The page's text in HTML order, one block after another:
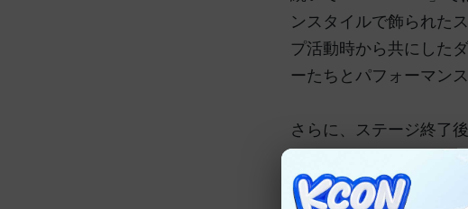
ンスタイルで飾られた
プ活動時から共にした
ーたちとパフォーマン
さらに、ステージ終了
をとるG-DRAGONら